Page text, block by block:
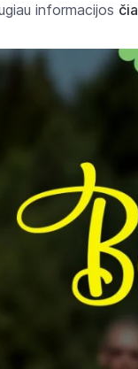
informacijos čia